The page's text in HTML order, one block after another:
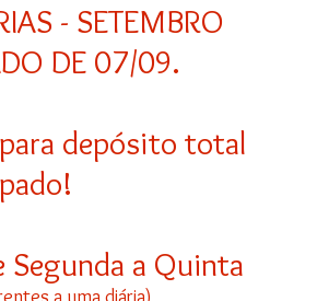
- SETEMBRO
DE 07/09.
depósito total
Segunda a Quinta